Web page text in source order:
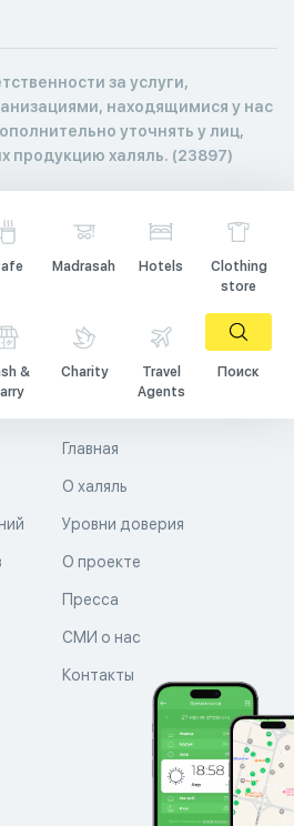
за услуги,
находящимися у нас
уточнять у лиц,
продукцию халяль. (23897)
Madrasah Hotels
Clothing
store
&
Charity
Travel
Agents
Поиск
Главная
О халяль
Уровни доверия
О проекте
Пресса
СМИ о нас
Контакты